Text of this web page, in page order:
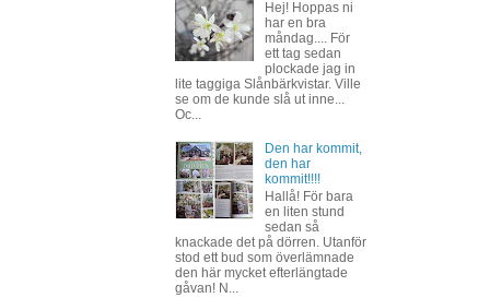
Hej! Hoppas ni
har en bra
måndag.... För
ett tag sedan
plockade jag in
lite taggiga Slånbärkvistar. Ville
se om de kunde slå ut inne...
Oc...
Den har kommit,
den har
kommit!!!!
Hallå! För bara
en liten stund
sedan så
knackade det på dörren. Utanför
stod ett bud som överlämnade
den här mycket efterlängtade
gåvan! N...